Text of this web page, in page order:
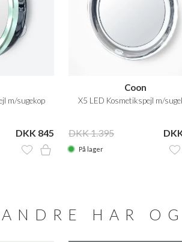
m/sugekop
DKK 845
Coon
X5 LED Kosmetikspejl m/
DKK 1.395
På lager
ANDRE HAR